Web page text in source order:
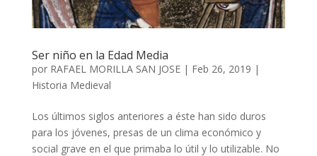
Ser niño en la Edad Media
por RAFAEL MORILLA SAN JOSE| Feb 26, 2019 |
Historia Medieval
Los últimos siglos anteriores a éste han sido duros
para los jóvenes, presas de un clima económico y
social grave en el que primaba lo útil y lo utilizable. No